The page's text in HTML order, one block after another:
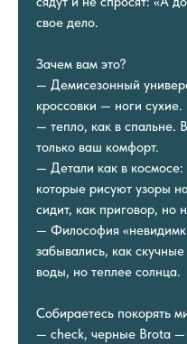
свое дело.
Зачем вам это?
— Демисезонный
кроссовки — ноги
— тепло, как в спальне.
только ваш комфорт.
— Детали как в
которые рисуют узоры
сидит, как приговор, но
— Философия
забывались, как
воды, но теплее солнца.
Собираетесь покорять
— check, черные Brota —